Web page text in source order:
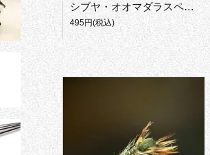
シブヤ・オオマダラスペンド
495円(税込)